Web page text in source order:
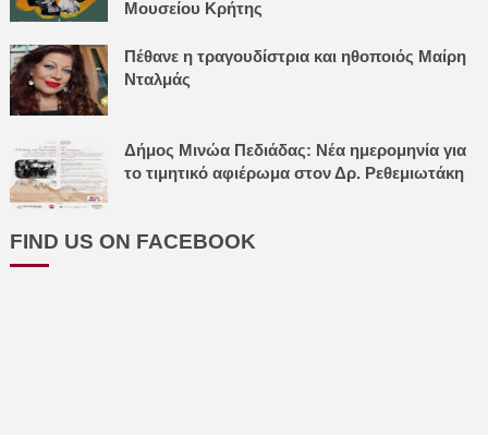
Μουσείου Κρήτης
Πέθανε η τραγουδίστρια και ηθοποιός Μαίρη
Νταλμάς
Δήμος Μινώα Πεδιάδας: Νέα ημερομηνία για
το τιμητικό αφιέρωμα στον Δρ. Ρεθεμιωτάκη
FIND US ON FACEBOOK